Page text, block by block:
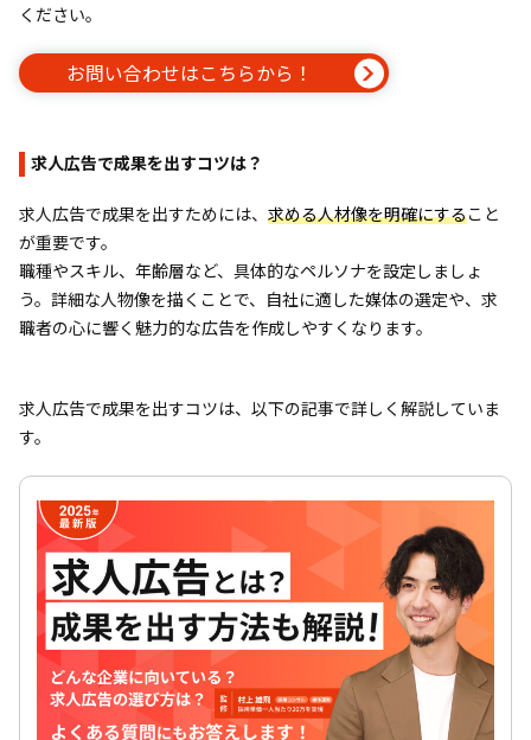
ください。
お問い合わせはこちらから！
求人広告で成果を出すコツは？
求人広告で成果を出すためには、 求める人材像を明確にすること
が重要です。
職種やスキル、年齢層など、具体的なペルソナを設定しましょ
う。詳細な人物像を描くことで、自社に適した媒体の選定や、求
職者の心に響く魅力的な広告を作成しやすくなります。
求人広告で成果を出すコツは、以下の記事で詳しく解説していま
す。